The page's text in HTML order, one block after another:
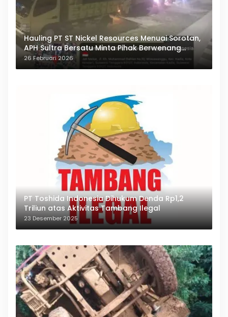
Hauling PT ST Nickel Resources Menuai Sorotan,
APH Sultra Bersatu Minta Pihak Berwenang
Bertindak
26 Februari 2026
PT Toshida Indonesia Dihukum Denda Rp1,2
Triliun atas Aktivitas Tambang Ilegal
23 Desember 2025